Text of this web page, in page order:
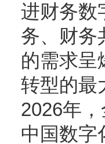
进财务数
务、财务
的需求呈
转型的最
2026年
中国数字